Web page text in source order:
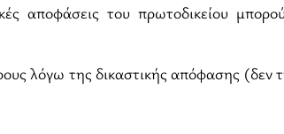
αποφάσεις του πρωτοδικείου
λόγω της δικαστικής απόφασης (δεν